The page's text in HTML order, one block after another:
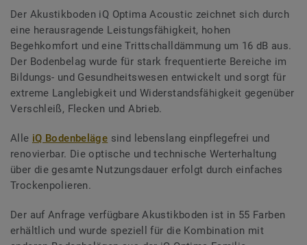
Der Akustikboden iQ Optima Acoustic zeichnet sich durch
eine herausragende Leistungsfähigkeit, hohen
Begehkomfort und eine Trittschalldämmung um 16 dB aus.
Der Bodenbelag wurde für stark frequentierte Bereiche im
Bildungs- und Gesundheitswesen entwickelt und sorgt für
extreme Langlebigkeit und Widerstandsfähigkeit gegenüber
Verschleiß, Flecken und Abrieb.
Alle iQ Bodenbeläge sind lebenslang einpflegefrei und
renovierbar. Die optische und technische Werterhaltung
über die gesamte Nutzungsdauer erfolgt durch einfaches
Trockenpolieren.
Der auf Anfrage verfügbare Akustikboden ist in 55 Farben
erhältlich und wurde speziell für die Kombination mit